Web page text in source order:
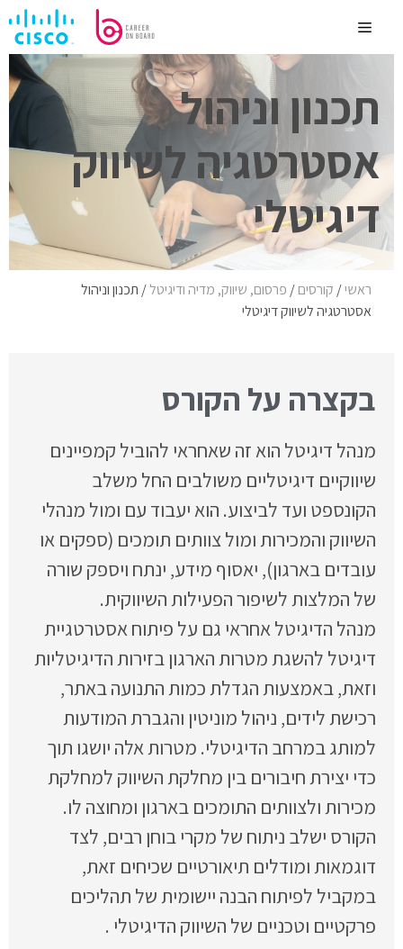
לתוכןMenu
תכנון וניהול
אסטרטגיה לשיווק
דיגיטלי
ראשי/ קורסים/ פרסום, שיווק, מדיה ודיגיטל/ תכנון וניהול
אסטרטגיה לשיווק דיגיטלי
בקצרה על הקורס
מנהל דיגיטל הוא זה שאחראי להוביל קמפיינים
שיווקיים דיגיטליים משולבים החל משלב
הקונספט ועד לביצוע. הוא יעבוד עם ומול מנהלי
השיווק והמכירות ומול צוותים תומכים (ספקים או
עובדים בארגון), יאסוף מידע, ינתח ויספק שורה
של המלצות לשיפור הפעילות השיווקית.
מנהל הדיגיטל אחראי גם על פיתוח אסטרטגיית
דיגיטל להשגת מטרות הארגון בזירות הדיגיטליות
וזאת, באמצעות הגדלת כמות התנועה באתר,
רכישת לידים, ניהול מוניטין והגברת המודעות
למותג במרחב הדיגיטלי. מטרות אלה יושגו תוך
כדי יצירת חיבורים בין מחלקת השיווק למחלקת
מכירות ולצוותים התומכים בארגון ומחוצה לו.
הקורס ישלב ניתוח של מקרי בוחן רבים, לצד
דוגמאות ומודלים תיאורטיים שכיחים זאת,
במקביל לפיתוח הבנה יישומית של תהליכים
פרקטיים וטכניים של השיווק הדיגיטלי .